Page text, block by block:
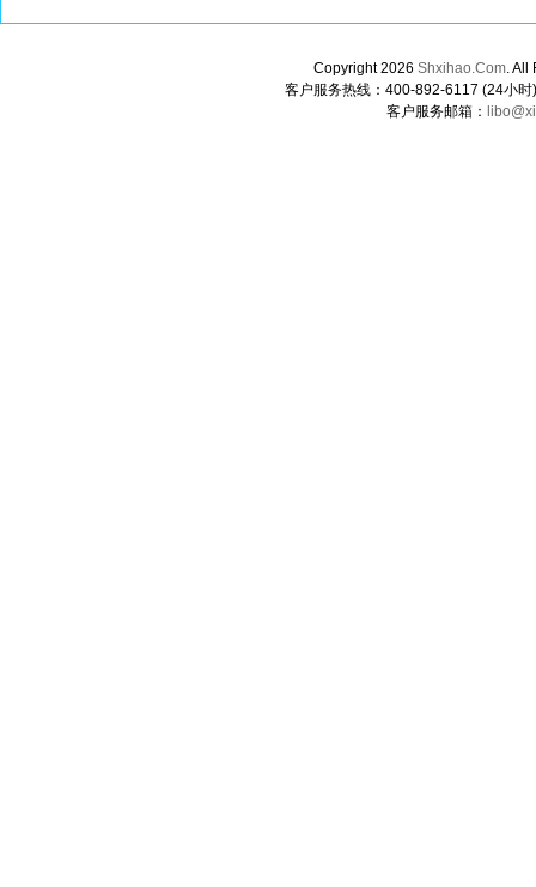
Copyright 2026 Shxihao.Com. All
客户服务热线：400-892-6117 (24小
客户服务邮箱：